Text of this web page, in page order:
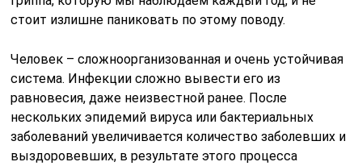
стоит излишне паниковать по этому поводу.
Человек – сложноорганизованная и очень устойчивая
система. Инфекции сложно вывести его из
равновесия, даже неизвестной ранее. После
нескольких эпидемий вируса или бактериальных
заболеваний увеличивается количество заболевших и
выздоровевших, в результате этого процесса